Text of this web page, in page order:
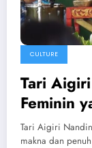
CULTURE
Tari
Feminin
Setiap
Tari Aigiri
makna dan